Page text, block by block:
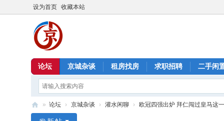
设为首页 收藏本站
论坛 京城杂谈 租房找房 求职招聘 二手闲
» 论坛 › 京城杂谈 › 灌水闲聊 › 欧冠四强出炉 拜仁闯过皇马这